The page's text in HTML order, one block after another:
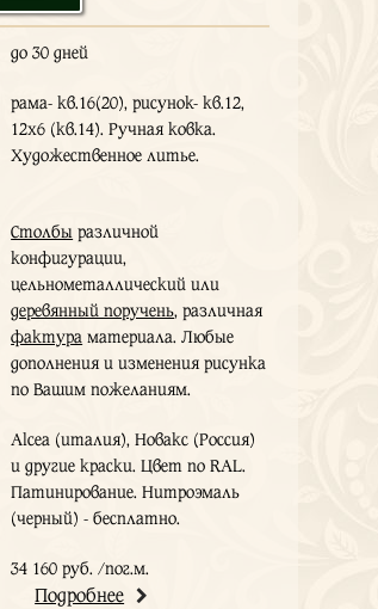
до 30 дней
рама- кв.16(20), рисунок- кв.12,
12х6 (кв.14). Ручная ковка.
Художественное литье.
Столбы различной
конфигурации,
цельнометаллический или
деревянный поручень, различная
фактура материала. Любые
дополнения и изменения рисунка
по Вашим пожеланиям.
Alcea (италия), Новакс (Россия)
и другие краски. Цвет по RAL.
Патинирование. Нитроэмаль
(черный) - бесплатно.
34 160 руб. /пог.м.
Подробнее